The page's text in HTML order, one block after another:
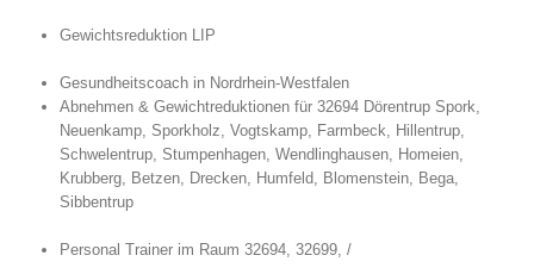
Gewichtsreduktion LIP
Gesundheitscoach in Nordrhein-Westfalen
Abnehmen & Gewichtreduktionen für 32694 Dörentrup Spork,
Neuenkamp, Sporkholz, Vogtskamp, Farmbeck, Hillentrup,
Schwelentrup, Stumpenhagen, Wendlinghausen, Homeien,
Krubberg, Betzen, Drecken, Humfeld, Blomenstein, Bega,
Sibbentrup
Personal Trainer im Raum 32694, 32699, /